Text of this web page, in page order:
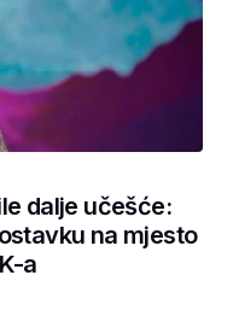
dalje učešće:
na mjesto
a